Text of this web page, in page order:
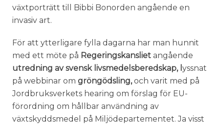
växtporträtt till Bibbi Bonorden angående en
invasiv art.
För att ytterligare fylla dagarna har man hunnit
med ett möte på Regeringskansliet angående
utredning av svensk livsmedelsberedskap, l yssnat
på webbinar om gröngödsling,och varit med på
Jordbruksverkets hearing om förslag för EU-
förordning om hållbar användning av
växtskyddsmedel på Miljödepartementet. Ja visst